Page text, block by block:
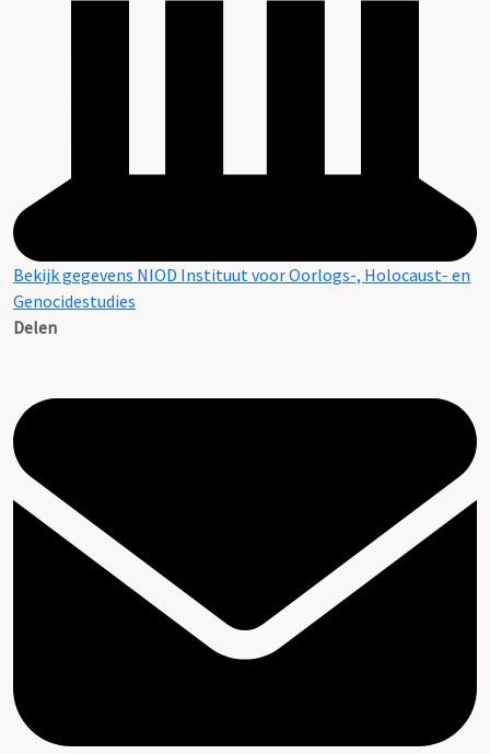
Bekijk gegevens NIOD Instituut voor Oorlogs-, Holocaust- en
Genocidestudies
Delen